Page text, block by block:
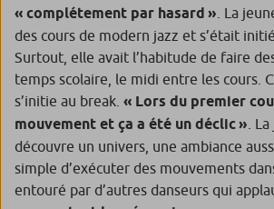
« complétement par hasard » La
des cours de modern jazz et s’était
Surtout, elle avait l’habitude de faire
temps scolaire, le midi entre les cours.
s’initie au break. « Lors du premier
mouvement et ça a été un déclic »
découvre un univers, une ambiance
simple d’exécuter des mouvements
entouré par d’autres danseurs qui